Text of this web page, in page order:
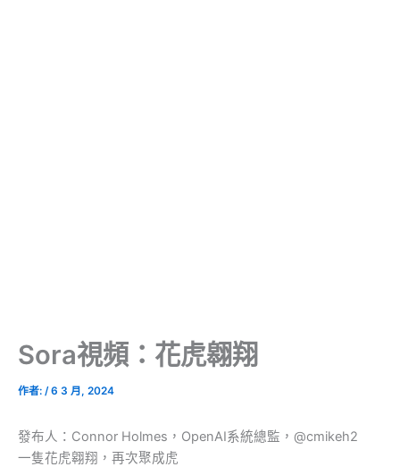
Sora視頻：花虎翱翔
作者: /6 3 月, 2024
發布人：Connor Holmes，OpenAI系統總監，@cmikeh2
一隻花虎翱翔，再次聚成虎